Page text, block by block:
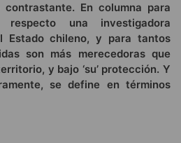
En columna para
respecto una investigadora
Estado chileno, y para tantos
son más merecedoras que
y bajo ‘su’ protección. Y
se define en términos